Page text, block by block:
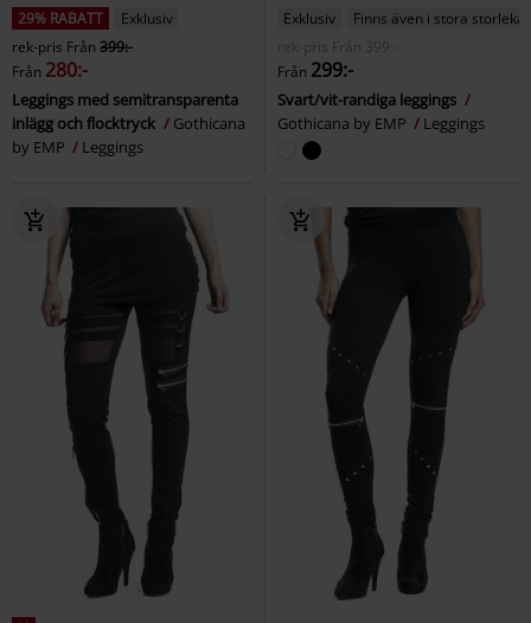
29% RABATT
Exklusiv
rek-pris Från399:-
Från 280:-
Leggings med semitransparenta
inlägg och flocktryck
Gothicana
by EMP
Leggings
Exklusiv
Finns även i stora storlekar
rek-pris
Från
399:-
Från 299:-
Svart/vit-randiga leggings
Gothicana by EMP
Leggings